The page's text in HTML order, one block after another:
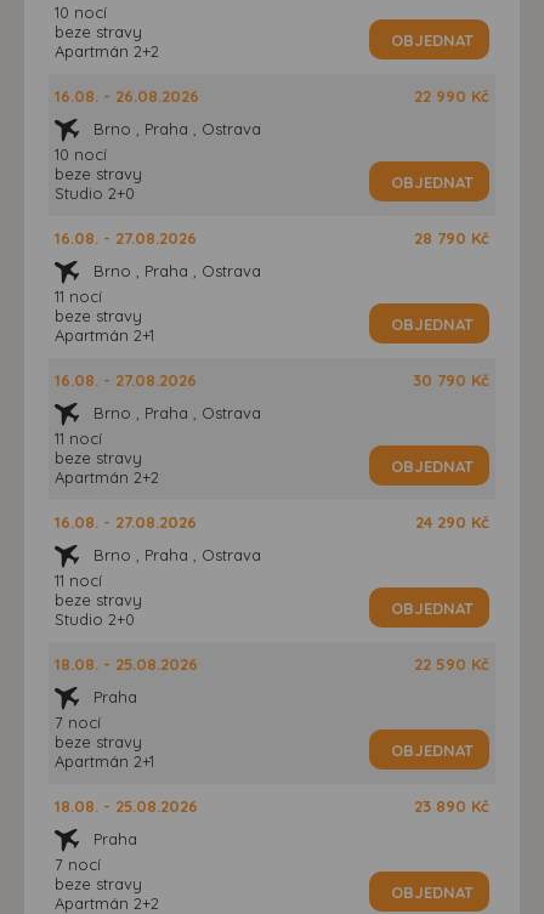
10 nocí
beze stravy
Apartmán 2+2
OBJEDNAT
16.08. - 26.08.2026
Brno , Praha , Ostrava
10 nocí
beze stravy
Studio 2+0
22 990 Kč
OBJEDNAT
16.08. - 27.08.2026
Brno , Praha , Ostrava
11 nocí
beze stravy
Apartmán 2+1
28 790 Kč
OBJEDNAT
16.08. - 27.08.2026
Brno , Praha , Ostrava
11 nocí
beze stravy
Apartmán 2+2
30 790 Kč
OBJEDNAT
16.08. - 27.08.2026
Brno , Praha , Ostrava
11 nocí
beze stravy
Studio 2+0
24 290 Kč
OBJEDNAT
18.08. - 25.08.2026
Praha
7 nocí
beze stravy
Apartmán 2+1
22 590 Kč
OBJEDNAT
18.08. - 25.08.2026
Praha
7 nocí
beze stravy
Apartmán 2+2
23 890 Kč
OBJEDNAT